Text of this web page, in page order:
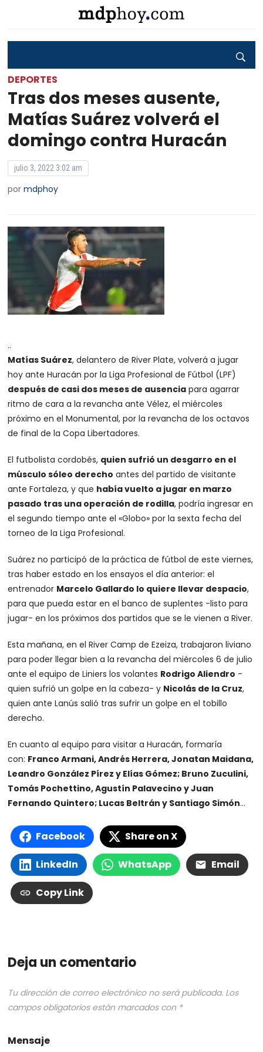
DEPORTES
Tras dos meses ausente,
Matías Suárez volverá el
domingo contra Huracán
julio 3, 2022 3:02 am
pormdphoy
..
Matías Suárez, delantero de River Plate, volverá a jugar
hoy ante Huracán por la Liga Profesional de Fútbol (LPF)
después de casi dos meses de ausencia para agarrar
ritmo de cara a la revancha ante Vélez, el miércoles
próximo en el Monumental, por la revancha de los octavos
de final de la Copa Libertadores.
El futbolista cordobés, quien sufrió un desgarro en el
músculo sóleo derecho antes del partido de visitante
ante Fortaleza, y que había vuelto a jugar en marzo
pasado tras una operación de rodilla, podría ingresar en
el segundo tiempo ante el «Globo» por la sexta fecha del
torneo de la Liga Profesional.
Suárez no participó de la práctica de fútbol de este viernes,
tras haber estado en los ensayos el día anterior: el
entrenador Marcelo Gallardo lo quiere llevar despacio,
para que pueda estar en el banco de suplentes -listo para
jugar- en los próximos dos partidos que se le vienen a River.
Esta mañana, en el River Camp de Ezeiza, trabajaron liviano
para poder llegar bien a la revancha del miércoles 6 de julio
ante el equipo de Liniers los volantes Rodrigo Aliendro -
quien sufrió un golpe en la cabeza- y Nicolás de la Cruz,
quien ante Lanús salió tras sufrir un golpe en el tobillo
derecho.
En cuanto al equipo para visitar a Huracán, formaría
con: Franco Armani, Andrés Herrera, Jonatan Maidana,
Leandro González Pírez y Elías Gómez; Bruno Zuculini,
Tomás Pochettino, Agustín Palavecino y Juan
Fernando Quintero; Lucas Beltrán y Santiago Simón…
Facebook Share on X
LinkedIn WhatsApp Email
Copy Link
Deja un comentario
Tu dirección de correo electrónico no será publicada. Los
campos obligatorios están marcados con *
Mensaje